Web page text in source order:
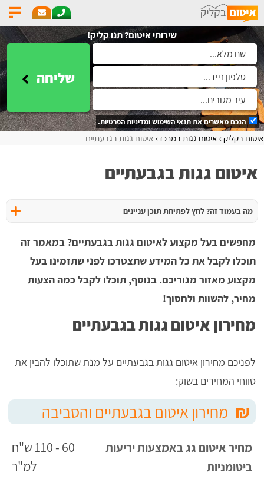
שירותי איטום? תנו קליק!
שליחה
הנכם מאשרים אתתנאי השימושומדיניות הפרטיות.
איטום בקליק איטום גגות במרכז איטום גגות בגבעתיים
איטום גגות בגבעתיים
מה בעמוד זה? לחץ לפתיחת תוכן עניינים
מחפשים בעל מקצוע לאיטום גגות בגבעתיים? במאמר זה
תוכלו לקבל את כל המידע שתצטרכו לפני שתזמינו בעל
מקצוע מאזור מגוריכם. בנוסף, תוכלו לקבל כמה הצעות
מחיר, להשוות ולחסוך!
מחירון איטום גגות בגבעתיים
לפניכם מחירון איטום גגות בגבעתיים על מנת שתוכלו להבין את
טווחי המחירים בשוק:
₪ מחירון איטום בגבעתיים והסביבה
מחיר איטום גג באמצעות יריעות
ביטומניות
60 - 110 ש"ח
למ"ר